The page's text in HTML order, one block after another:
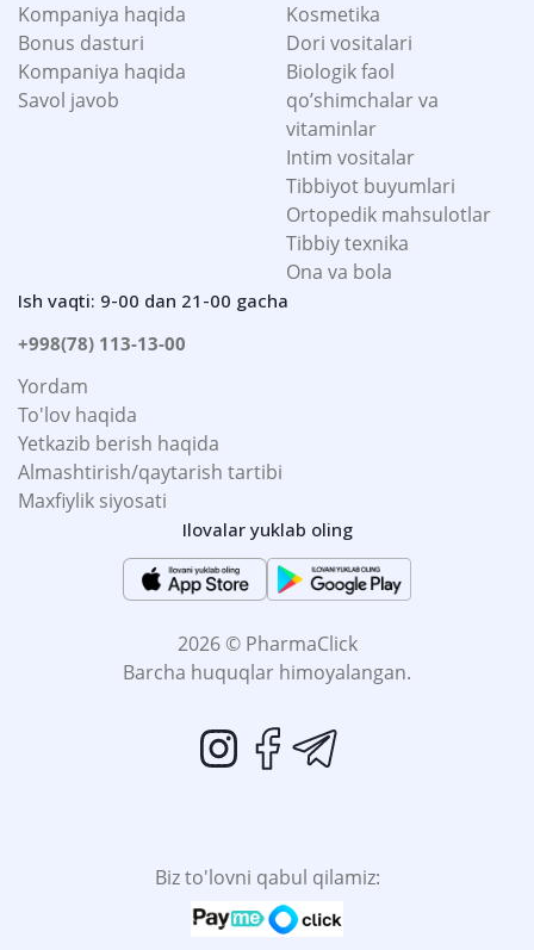
Kompaniya haqida
Bonus dasturi
Kompaniya haqida
Savol javob
Kosmetika
Dori vositalari
Biologik faol
qo’shimchalar va
vitaminlar
Intim vositalar
Tibbiyot buyumlari
Ortopedik mahsulotlar
Tibbiy texnika
Ona va bola
Ish vaqti: 9-00 dan 21-00 gacha
+998(78) 113-13-00
Yordam
To'lov haqida
Yetkazib berish haqida
Almashtirish/qaytarish tartibi
Maxfiylik siyosati
Ilovalar yuklab oling
2026 © PharmaClick
Barcha huquqlar himoyalangan.
Biz to'lovni qabul qilamiz: